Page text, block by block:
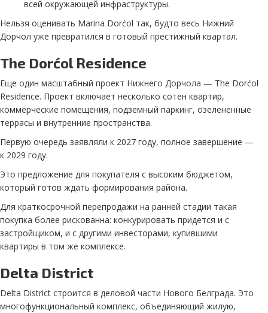
всей окружающей инфраструктуры.
Нельзя оценивать Marina Dorćol так, будто весь Нижний
Дорчол уже превратился в готовый престижный квартал.
The Dorćol Residence
Еще один масштабный проект Нижнего Дорчола — The Dorćol
Residence. Проект включает несколько сотен квартир,
коммерческие помещения, подземный паркинг, озелененные
террасы и внутренние пространства.
Первую очередь заявляли к 2027 году, полное завершение —
к 2029 году.
Это предложение для покупателя с высоким бюджетом,
который готов ждать формирования района.
Для краткосрочной перепродажи на ранней стадии такая
покупка более рискованна: конкурировать придется и с
застройщиком, и с другими инвесторами, купившими
квартиры в том же комплексе.
Delta District
Delta District строится в деловой части Нового Белграда. Это
многофункциональный комплекс, объединяющий жилую,